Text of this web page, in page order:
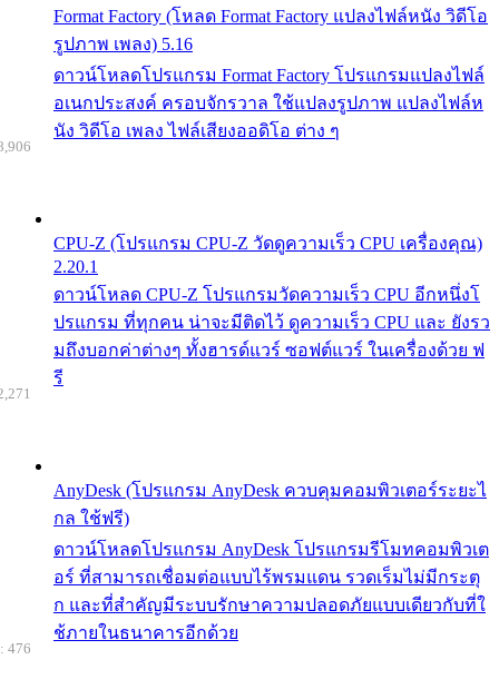
Format Factory (โหลด Format Factory แปลงไฟล์หนัง วิดีโอ
รูปภาพ เพลง) 5.16
ดาวน์โหลดโปรแกรม Format Factory โปรแกรมแปลงไฟล์
อเนกประสงค์ ครอบจักรวาล ใช้แปลงรูปภาพ แปลงไฟล์ห
นัง วิดีโอ เพลง ไฟล์เสียงออดิโอ ต่าง ๆ
CPU-Z (โปรแกรม CPU-Z วัดดูความเร็ว CPU เครื่องคุณ)
2.20.1
ดาวน์โหลด CPU-Z โปรแกรมวัดความเร็ว CPU อีกหนึ่งโ
ปรแกรม ที่ทุกคน น่าจะมีติดไว้ ดูความเร็ว CPU และ ยังรว
มถึงบอกค่าต่างๆ ทั้งฮารด์แวร์ ซอฟต์แวร์ ในเครื่องด้วย ฟ
รี
AnyDesk (โปรแกรม AnyDesk ควบคุมคอมพิวเตอร์ระยะไ
กล ใช้ฟรี)
ดาวน์โหลดโปรแกรม AnyDesk โปรแกรมรีโมทคอมพิวเต
อร์ ที่สามารถเชื่อมต่อแบบไร้พรมแดน รวดเร็มไม่มีกระตุ
ก และที่สำคัญมีระบบรักษาความปลอดภัยแบบเดียวกับที่ใ
ช้ภายในธนาคารอีกด้วย
476